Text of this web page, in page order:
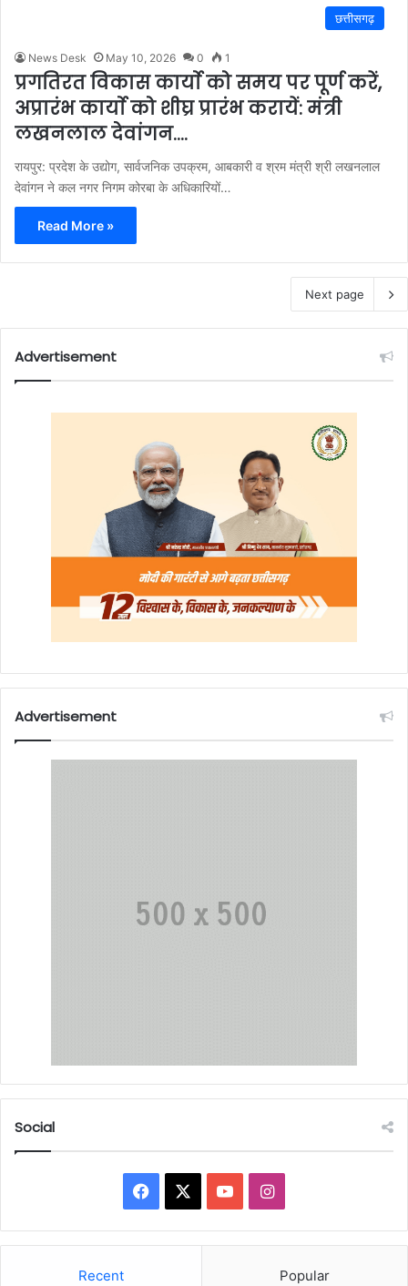
छत्तीसगढ़
News Desk May 10, 2026 0 1
प्रगतिरत विकास कार्याे को समय पर पूर्ण करें,
अप्रारंभ कार्याे को शीघ्र प्रारंभ करायें: मंत्री
लखनलाल देवांगन….
रायपुर: प्रदेश के उद्योग, सार्वजनिक उपक्रम, आबकारी व श्रम मंत्री श्री लखनलाल
देवांगन ने कल नगर निगम कोरबा के अधिकारियों…
Read More »
Next page
Advertisement
Advertisement
Social
Facebook YouTubeInstagram
Recent Popular